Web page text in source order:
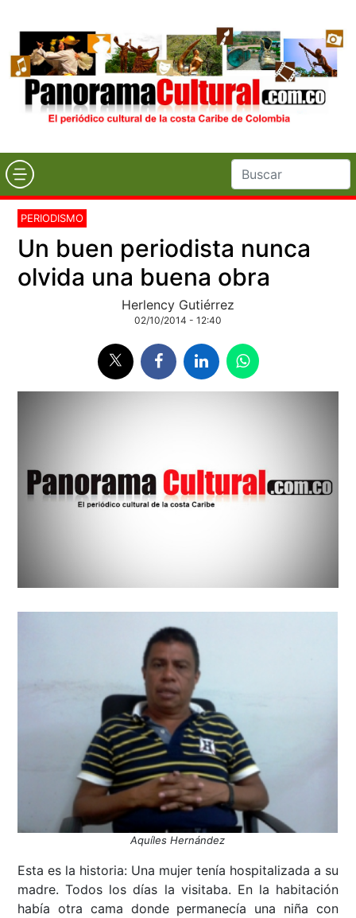
PERIODISMO
Un buen periodista nunca
olvida una buena obra
Herlency Gutiérrez
02/10/2014 - 12:40
Aquíles Hernández
Esta es la historia: Una mujer tenía hospitalizada a su
madre. Todos los días la visitaba. En la habitación
había otra cama donde permanecía una niña con